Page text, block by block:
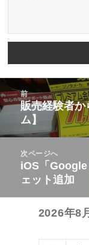
稿
ビ
前
前
の
稿:
販売経験者
ム】
次ページへ
次
の
投
iOS「
ェット追加
2026年8月